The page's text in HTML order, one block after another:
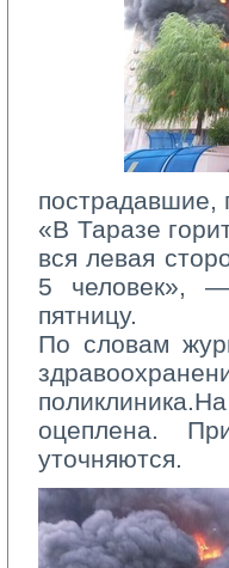
пострадавшие,
«В Таразе
вся левая
5 человек»,
пятницу.
По словам
оцеплена.
уточняются.